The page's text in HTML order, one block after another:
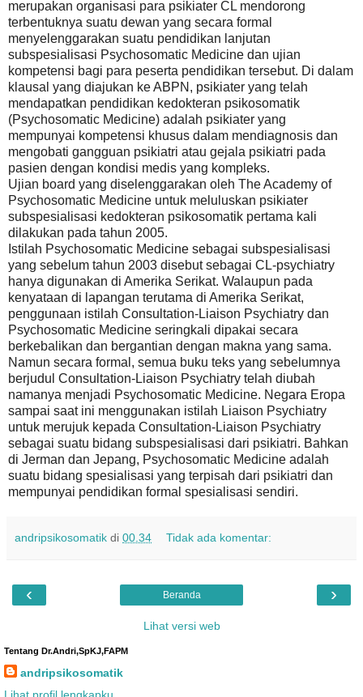
merupakan organisasi para psikiater CL mendorong
terbentuknya suatu dewan yang secara formal
menyelenggarakan suatu pendidikan lanjutan
subspesialisasi Psychosomatic Medicine dan ujian
kompetensi bagi para peserta pendidikan tersebut. Di dalam
klausal yang diajukan ke ABPN, psikiater yang telah
mendapatkan pendidikan kedokteran psikosomatik
(Psychosomatic Medicine) adalah psikiater yang
mempunyai kompetensi khusus dalam mendiagnosis dan
mengobati gangguan psikiatri atau gejala psikiatri pada
pasien dengan kondisi medis yang kompleks.
Ujian board yang diselenggarakan oleh The Academy of
Psychosomatic Medicine untuk meluluskan psikiater
subspesialisasi kedokteran psikosomatik pertama kali
dilakukan pada tahun 2005.
Istilah Psychosomatic Medicine sebagai subspesialisasi
yang sebelum tahun 2003 disebut sebagai CL-psychiatry
hanya digunakan di Amerika Serikat. Walaupun pada
kenyataan di lapangan terutama di Amerika Serikat,
penggunaan istilah Consultation-Liaison Psychiatry dan
Psychosomatic Medicine seringkali dipakai secara
berkebalikan dan bergantian dengan makna yang sama.
Namun secara formal, semua buku teks yang sebelumnya
berjudul Consultation-Liaison Psychiatry telah diubah
namanya menjadi Psychosomatic Medicine. Negara Eropa
sampai saat ini menggunakan istilah Liaison Psychiatry
untuk merujuk kepada Consultation-Liaison Psychiatry
sebagai suatu bidang subspesialisasi dari psikiatri. Bahkan
di Jerman dan Jepang, Psychosomatic Medicine adalah
suatu bidang spesialisasi yang terpisah dari psikiatri dan
mempunyai pendidikan formal spesialisasi sendiri.
andripsikosomatik di 00.34 Tidak ada komentar:
‹ ›
Beranda
Lihat versi web
Tentang Dr.Andri,SpKJ,FAPM
andripsikosomatik
Lihat profil lengkapku